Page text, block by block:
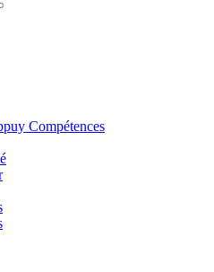
Compétences